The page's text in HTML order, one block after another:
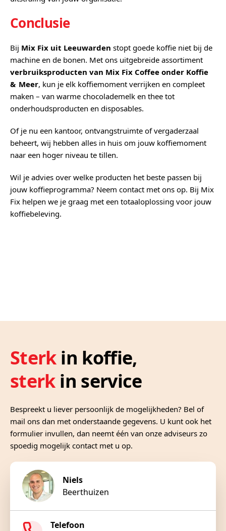
Conclusie
Bij Mix Fix uit Leeuwarden stopt goede koffie niet bij de
machine en de bonen. Met ons uitgebreide assortiment
verbruiksproducten van Mix Fix Coffee onder Koffie
& Meer, kun je elk koffiemoment verrijken en compleet
maken – van warme chocolademelk en thee tot
onderhoudsproducten en disposables.
Of je nu een kantoor, ontvangstruimte of vergaderzaal
beheert, wij hebben alles in huis om jouw koffiemoment
naar een hoger niveau te tillen.
Wil je advies over welke producten het beste passen bij
jouw koffieprogramma? Neem contact met ons op. Bij Mix
Fix helpen we je graag met een totaaloplossing voor jouw
koffiebeleving.
Sterkin koffie,
sterkin service
Bespreekt u liever persoonlijk de mogelijkheden? Bel of
mail ons dan met onderstaande gegevens. U kunt ook het
formulier invullen, dan neemt één van onze adviseurs zo
spoedig mogelijk contact met u op.
Niels
Beerthuizen
Telefoon